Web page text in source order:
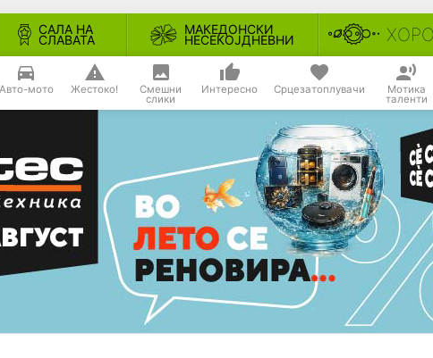
САЛА НА
СЛАВАТА
МАКЕДОНСКИ
НЕСЕКОЈДНЕВНИ
Авто-мото Жестоко! Смешни
слики
Интересно Срцезатоплувачи Мотика
таленти